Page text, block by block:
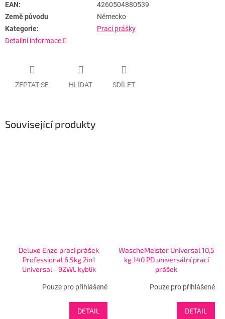
EAN:
4260504880539
Země původu
Německo
Kategorie:
Prací prášky
Detailní informace
ZEPTAT SE HLÍDAT SDÍLET
Související produkty
Deluxe Enzo prací prášek
Professional 6,5kg 2in1
Universal - 92WL kyblík
Pouze pro přihlášené
DETAIL
WascheMeister Universal 10,5
kg 140 PD universální prací
prášek
Pouze pro přihlášené
DETAIL